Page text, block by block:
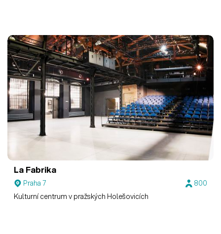
La Fabrika
Praha 7
800
Kulturní centrum v pražských Holešovicích